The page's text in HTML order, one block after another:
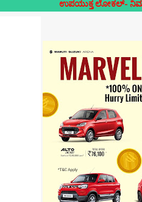
ಉಪಯುಕ್ತ ಲೋಕಲ್- ನಿಮ್ಮೂರಿನ ನಿಮ್ಮದೇ